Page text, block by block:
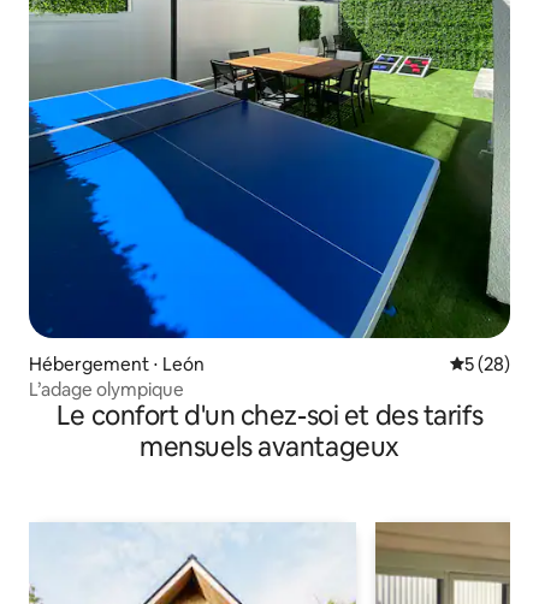
Hébergement ⋅ León
5 (28)
L’adage olympique
Le confort d'un chez-soi et des tarifs
mensuels avantageux